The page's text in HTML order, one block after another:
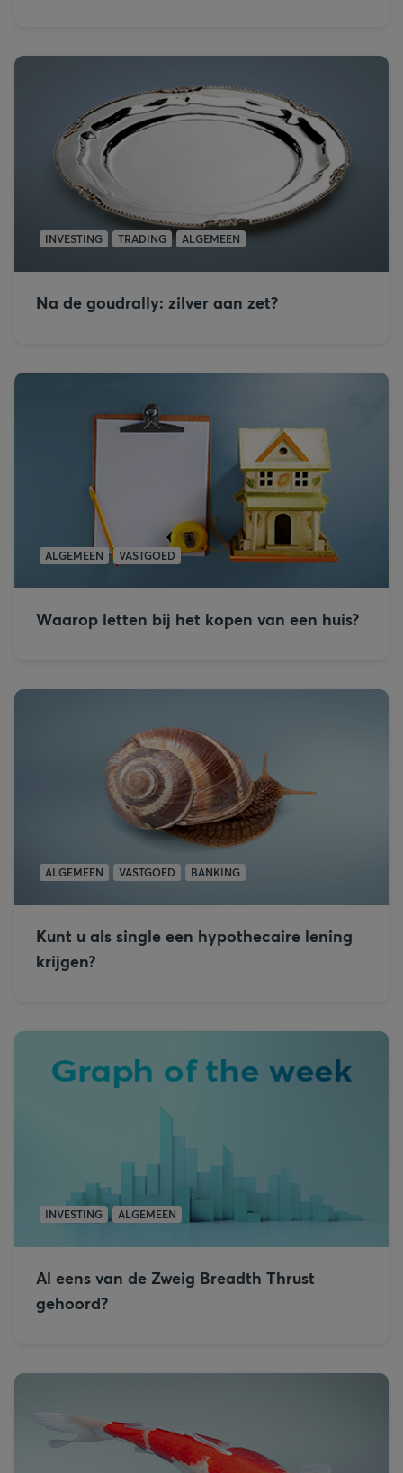
INVESTING TRADING ALGEMEEN
Na de goudrally: zilver aan zet?
ALGEMEEN VASTGOED
Waarop letten bij het kopen van een huis?
ALGEMEEN VASTGOED BANKING
Kunt u als single een hypothecaire lening
krijgen?
INVESTING ALGEMEEN
Al eens van de Zweig Breadth Thrust
gehoord?